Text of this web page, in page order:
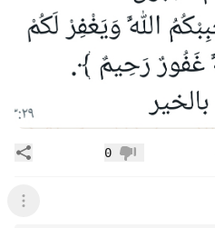
عدم إعجاب
0
عرض